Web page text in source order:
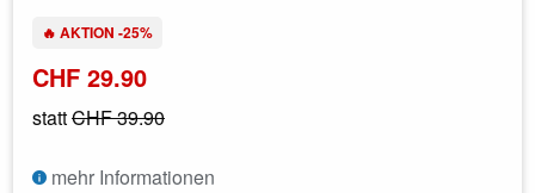
🔥 AKTION -25%
CHF 29.90
stattCHF 39.90
mehr Informationen